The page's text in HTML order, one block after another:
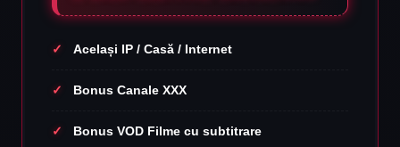
Același IP / Casă / Internet
Bonus Canale XXX
Bonus VOD Filme cu subtitrare